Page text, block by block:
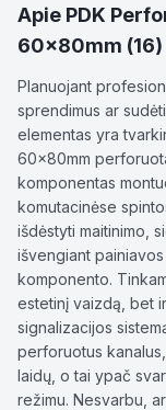
Apie PDK
60x80mm (16)
Planuojant
sprendimus ar
elementas yra
60x80mm
komponentas
komutacinėse
išdėstyti maitinimo,
išvengiant
komponento.
estetinį vaizdą, bet
signalizacijos
perforuotus
laidų, o tai ypač
režimu. Nesvarbu,